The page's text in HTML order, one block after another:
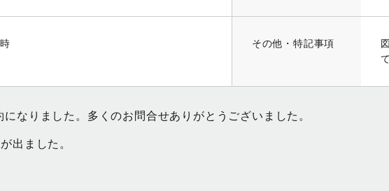
その他・特記事項
なりました。多くのお問合せありがとうございました。
出ました。